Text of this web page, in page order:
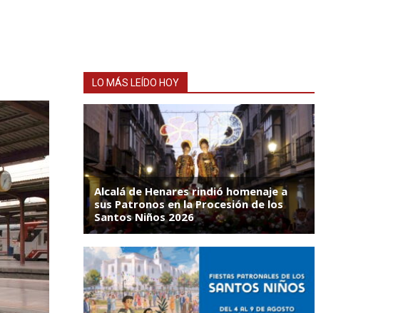
LO MÁS LEÍDO HOY